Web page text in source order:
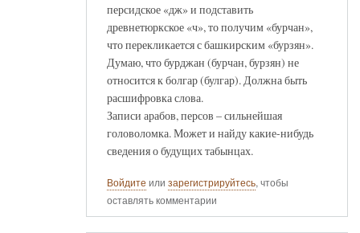
персидское «дж» и подставить
древнетюркское «ч», то получим «бурчан»,
что перекликается с башкирским «бурзян».
Думаю, что бурджан (бурчан, бурзян) не
относится к болгар (булгар). Должна быть
расшифровка слова.
Записи арабов, персов – сильнейшая
головоломка. Может и найду какие-нибудь
сведения о будущих табынцах.
Войдите или зарегистрируйтесь, чтобы
оставлять комментарии